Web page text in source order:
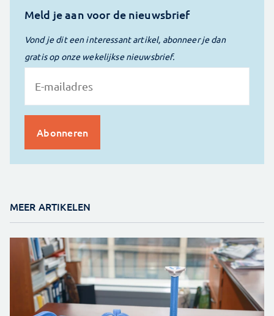
Meld je aan voor de nieuwsbrief
Vond je dit een interessant artikel, abonneer je dan
gratis op onze wekelijkse nieuwsbrief.
MEER ARTIKELEN